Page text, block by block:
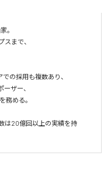
。
スまで、
での採用も複数あり、
ーザー、
務める。
は20億回以上の実績を持